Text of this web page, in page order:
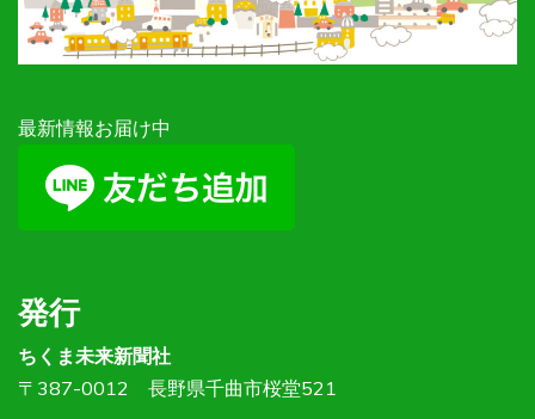
最新情報お届け中
発行
ちくま未来新聞社
〒387-0012 長野県千曲市桜堂521